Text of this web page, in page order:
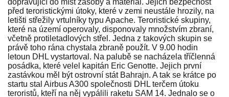
dopravující do míst zásoby a materiál. Jejich bezpečnost
před teroristickými útoky, které v zemi neustále hrozily, na
letišti střežily vrtulníky typu Apache. Teroristické skupiny,
které na území operovaly, disponovaly množstvím zbraní,
včetně protiletadlových střel. Jedna z takových skupin se
právě toho rána chystala zbraně použít. V 9.00 hodin
letoun DHL vystartoval. Na palubě se nacházela tříčlenná
posádka, které velel kapitán Eric Genotte. Jejich první
zastávkou měl být ostrovní stát Bahrajn. A tak se krátce po
startu stal Airbus A300 společnosti DHL terčem útoku
teroristů, kteří na něj vypálili raketu SAM 14. Jednalo se o